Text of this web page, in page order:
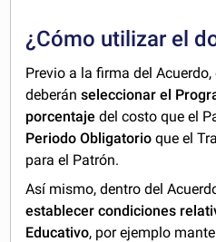
¿Cómo utilizar el
Previo a la firma del
deberánseleccionar el
porcentaje del costo que el
Periodo Obligatorio que el
para el Patrón.
Así mismo, dentro del
establecer condiciones
Educativo, por ejemplo